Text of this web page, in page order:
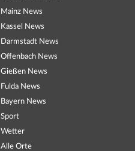
Mainz News
Kassel News
Darmstadt News
Offenbach News
Gießen News
Fulda News
Bayern News
Sport
Wetter
Alle Orte